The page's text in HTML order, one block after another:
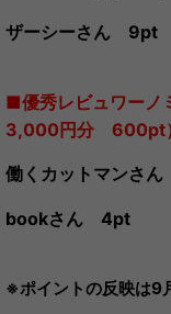
ザーシーさん 9pt
■優秀レビュワー
3,000円分 600pt
働くカットマンさ
bookさん 4pt
※ポイントの反映は9